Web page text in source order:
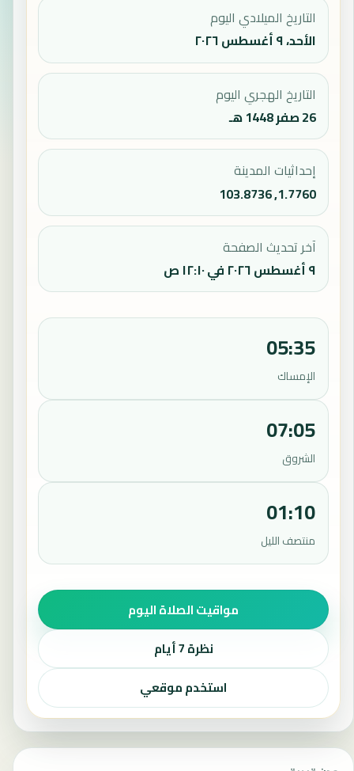
التاريخ الميلادي اليوم
الأحد، ٩ أغسطس ٢٠٢٦
التاريخ الهجري اليوم
26 صفر 1448 هـ
إحداثيات المدينة
1.7760, 103.8736
آخر تحديث الصفحة
٩ أغسطس ٢٠٢٦ في ١٢:١٠ ص
05:35
الإمساك
07:05
الشروق
01:10
منتصف الليل
مواقيت الصلاة اليوم
نظرة 7 أيام
استخدم موقعي